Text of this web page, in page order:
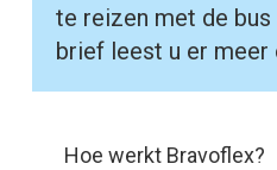
te reizen met de
brief leest u er meer
Hoe werkt Bravoflex?